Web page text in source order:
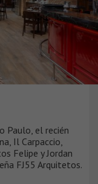
Paulo, el recién
Il Carpaccio,
Felipe y Jordan
FJ55 Arquitetos.